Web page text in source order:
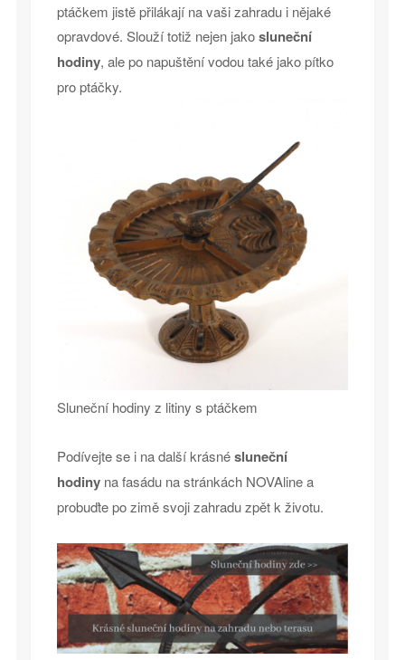
ptáčkem jistě přilákají na vaši zahradu i nějaké
opravdové. Slouží totiž nejen jakosluneční
hodiny, ale po napuštění vodou také jako pítko
pro ptáčky.
Sluneční hodiny z litiny s ptáčkem
Podívejte se i na další krásnésluneční
hodinyna fasádu na stránkách NOVAline a
probuďte po zimě svoji zahradu zpět k životu.